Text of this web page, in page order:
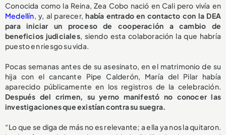
Conocida como la Reina, Zea Cobo nació en Cali pero vivía en
Medellín, y, al parecer,había entrado en contacto con la DEA
para iniciar un proceso de cooperación a cambio de
beneficios judiciales, siendo esta colaboración la que habría
puesto en riesgo su vida.
Pocas semanas antes de su asesinato, en el matrimonio de su
hija con el cancante Pipe Calderón, María del Pilar había
aparecido públicamente en los registros de la celebración.
Después del crimen, su yerno manifestó no conocer las
investigaciones que existían contra su suegra.
“Lo que se diga de más no es relevante; a ella ya nos la quitaron.